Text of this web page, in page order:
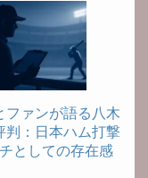
ファンが語る八木
判：日本ハム打撃
としての存在感